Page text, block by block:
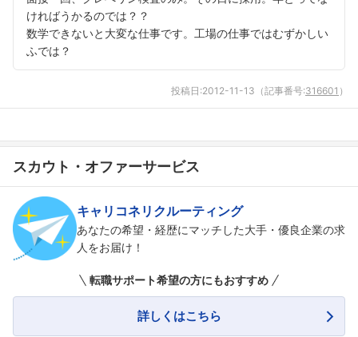
ければうかるのでは？？
数学できないと大変な仕事です。工場の仕事ではむずかしい
ふでは？
投稿日:2012-11-13 （記事番号:316601 ）
スカウト・オファーサービス
キャリコネリクルーティング
あなたの希望・経歴にマッチした大手・優良企業の求
人をお届け！
転職サポート希望の方にもおすすめ
詳しくはこちら